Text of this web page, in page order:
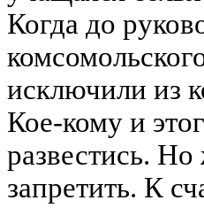
Когда до
исключили из
Кое-кому и
развестись.
запретить. К